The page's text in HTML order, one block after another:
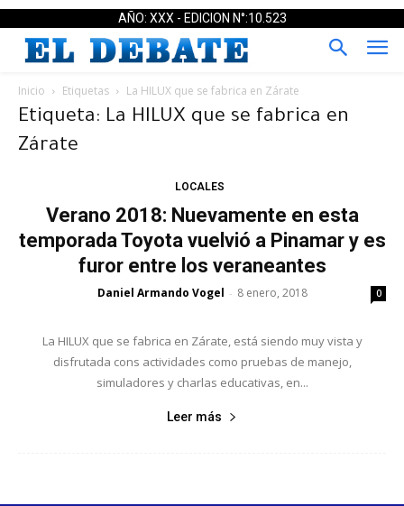
AÑO: XXX - EDICION N°:10.523
Inicio Etiquetas La HILUX que se fabrica en Zárate
Etiqueta: La HILUX que se fabrica en
Zárate
LOCALES
Verano 2018: Nuevamente en esta
temporada Toyota vuelvió a Pinamar y es
furor entre los veraneantes
Daniel Armando Vogel - 8 enero, 2018 0
La HILUX que se fabrica en Zárate, está siendo muy vista y
disfrutada cons actividades como pruebas de manejo,
simuladores y charlas educativas, en...
Leer más